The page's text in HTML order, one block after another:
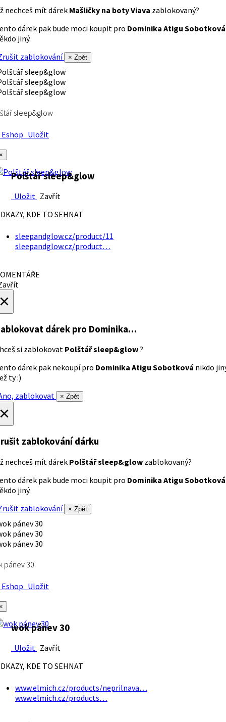
nechceš mít dárek Mašličky na boty Viava zablokovaný?
dárek pak bude moci koupit pro Dominika Atigu Sobotková
jiný.
zablokování
× Zpět
sleep&glow
Uložit
Polštář sleep&glow
Uložit Zavřít
KDE TO SEHNAT
sleepandglow.cz/product/11
sleepandglow.cz/product…
dárek pro Dominika…
si zablokovat Polštář sleep&glow?
dárek pak nekoupí pro Dominika Atigu Sobotková nikdo
ty :)
zablokovat
× Zpět
zablokování dárku
nechceš mít dárek Polštář sleep&glow zablokovaný?
dárek pak bude moci koupit pro Dominika Atigu Sobotková
jiný.
zablokování
× Zpět
pánev 30
Uložit
wok pánev 30
Uložit Zavřít
KDE TO SEHNAT
www.elmich.cz/products/neprilnava…
www.elmich.cz/products…